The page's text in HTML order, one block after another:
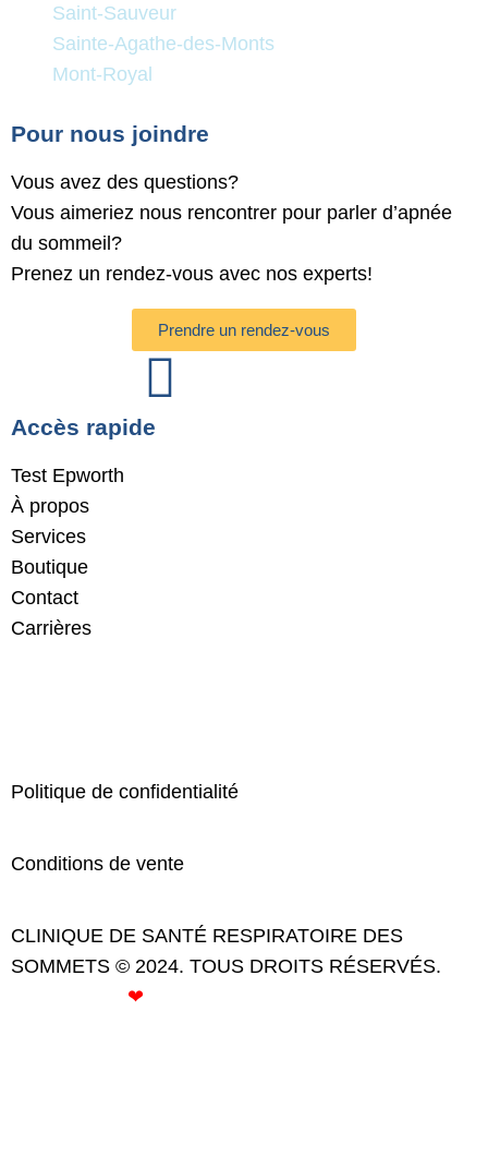
Saint-Sauveur
Sainte-Agathe-des-Monts
Mont-Royal
Pour nous joindre
Vous avez des questions?
Vous aimeriez nous rencontrer pour parler d’apnée
du sommeil?
Prenez un rendez-vous avec nos experts!
Prendre un rendez-vous
Accès rapide
Test Epworth
À propos
Services
Boutique
Contact
Carrières
Politique de confidentialité
Conditions de vente
CLINIQUE DE SANTÉ RESPIRATOIRE DES
SOMMETS © 2024. TOUS DROITS RÉSERVÉS.
❤